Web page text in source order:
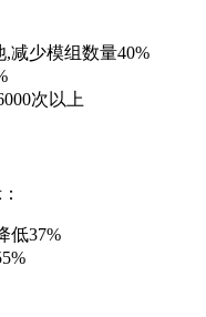
减少模组数量40%
次以上
低37%